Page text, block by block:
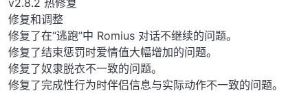
修复和调整
修复了在“逃跑”中 Romius 对话不继续的问题。
修复了结束惩罚时爱情值大幅增加的问题。
修复了奴隶脱衣不一致的问题。
修复了完成性行为时伴侣信息与实际动作不一致的问题。